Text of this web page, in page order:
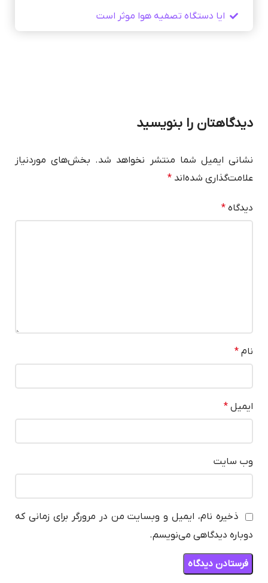
ایا دستگاه تصفیه هوا موثر است
دیدگاهتان را بنویسید
نشانی ایمیل شما منتشر نخواهد شد. بخش‌های موردنیاز
علامت‌گذاری شده‌اند *
دیدگاه *
نام *
ایمیل *
وب‌ سایت
ذخیره نام، ایمیل و وبسایت من در مرورگر برای زمانی که
دوباره دیدگاهی می‌نویسم.